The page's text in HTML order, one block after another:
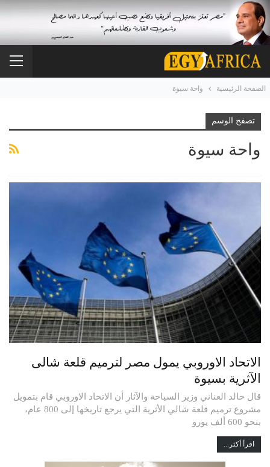
الصفحة الرئيسية واحة سيوة
تصفح الوسم
واحة سيوة
الاتحاد الاوروبي يمول مصر لترميم قلعة شالى
الآثرية بسيوة
قال خالد العناني وزير السياحة والآثار أن الاتحاد الاوروبي قام بتمويل
مشروع ترميم قلعة شالي الأثرية التي يرجع تاريخها إلى 800 عام،
بنحو 600 ألف يورو
اقرأ أكثر...